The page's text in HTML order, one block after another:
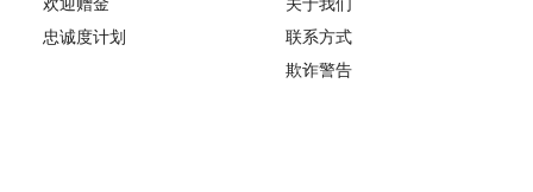
欢迎赠金
忠诚度计划
关于我们
联系方式
欺诈警告